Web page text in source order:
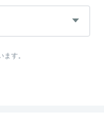
す。